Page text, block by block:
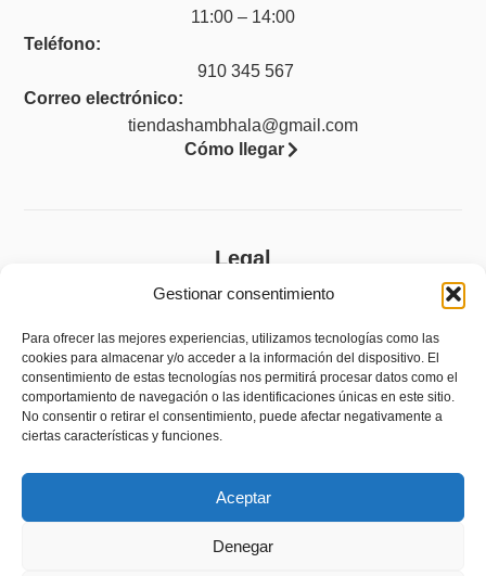
Gestionar consentimiento
Para ofrecer las mejores experiencias, utilizamos tecnologías como las
cookies para almacenar y/o acceder a la información del dispositivo. El
consentimiento de estas tecnologías nos permitirá procesar datos como el
comportamiento de navegación o las identificaciones únicas en este sitio.
No consentir o retirar el consentimiento, puede afectar negativamente a
ciertas características y funciones.
Aceptar
Denegar
11:00 – 14:00
Teléfono:
910 345 567
Correo electrónico:
tiendashambhala@gmail.com
Cómo llegar
Legal
Aviso legal
Política de privacidad
Política de cookies (UE)
Accesibilidad
Política de devoluciones y reembolsos